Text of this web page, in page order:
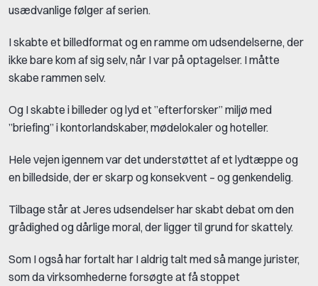
usædvanlige følger af serien.
I skabte et billedformat og en ramme om udsendelserne, der
ikke bare kom af sig selv, når I var på optagelser. I måtte
skabe rammen selv.
Og I skabte i billeder og lyd et ”efterforsker” miljø med
”briefing” i kontorlandskaber, mødelokaler og hoteller.
Hele vejen igennem var det understøttet af et lydtæppe og
en billedside, der er skarp og konsekvent – og genkendelig.
Tilbage står at Jeres udsendelser har skabt debat om den
grådighed og dårlige moral, der ligger til grund for skattely.
Som I også har fortalt har I aldrig talt med så mange jurister,
som da virksomhederne forsøgte at få stoppet